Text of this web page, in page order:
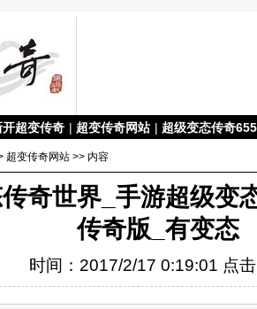
开超变传奇 | 超变传奇网站 | 超级变态传奇
超变传奇网站 >> 内容
奇世界_手游超级变
传奇版_有变态
时间：2017/2/17 0:19:01 点